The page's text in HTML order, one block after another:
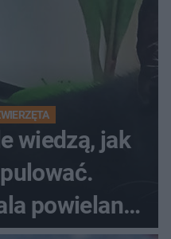
wiedzą, jak
powielane